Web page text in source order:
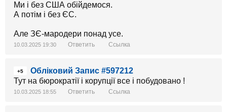
Ми і без США обійдемося.
А потім і без ЄС.
Але ЗЄ-мародери понад усе.
10.03.2025 19:30 Ответить Ссылка
+5
Обліковий Запис #597212
Тут на бюрократії і корупції все і побудовано !
10.03.2025 18:55 Ответить Ссылка